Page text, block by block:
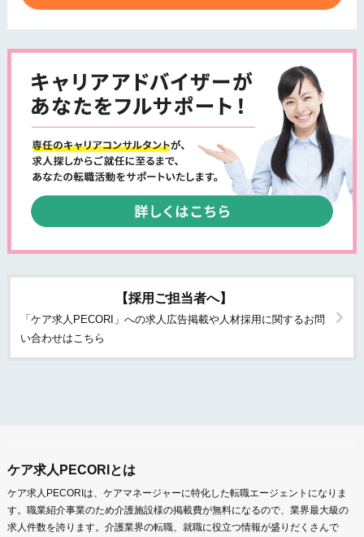
【採用ご担当者へ】
「ケア求人PECORI」への求人広告掲載や人材採用に関するお問
い合わせはこちら
ケア求人PECORIとは
ケア求人PECORIは、ケアマネージャーに特化した転職エージェントになりま
す。職業紹介事業のため介護施設様の掲載費が無料になるので、業界最大級の
求人件数を誇ります。介護業界の転職、就職に役立つ情報が盛りだくさんで